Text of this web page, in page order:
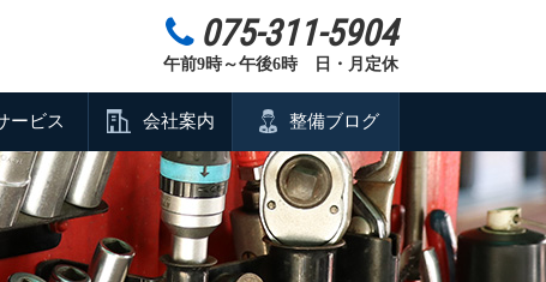
075-311-5904
午前9時～午後6時 日・月定休
ービス 会社案内 整備ブログ